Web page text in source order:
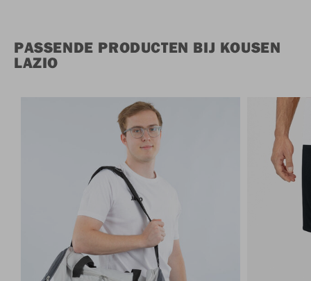
PASSENDE PRODUCTEN BIJ KOUSEN
LAZIO